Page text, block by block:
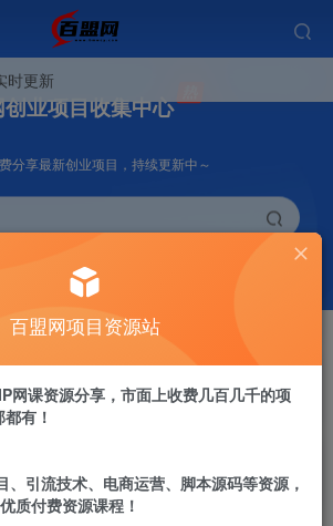
业项目收集中心
分享最新创业项目，持续更新中～
搭建同款网站
细！
站长V：baimeng1699
本创业 + 减少信息差 + 见识各种项目 + 提升网创认知。
你闷声赚大钱，轻松月赚1000，10000，100000+，甚至更多
时更新
百盟网项目资源站
网课资源分享，市面上收费几百几千的项
有！
、引流技术、电商运营、脚本源码等资源，
质付费资源课程！